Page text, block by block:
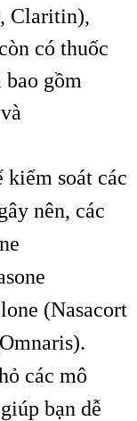
Claritin),
có thuốc
gồm
kiểm soát các
nên, các
(Nasacort
các mô
bạn dễ